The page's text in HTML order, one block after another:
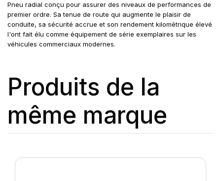
Pneu radial conçu pour assurer des niveaux de performances de
premier ordre. Sa tenue de route qui augmente le plaisir de
conduite, sa sécurité accrue et son rendement kilométrique élevé
l'ont fait élu comme équipement de série exemplaires sur les
véhicules commerciaux modernes.
Produits de la
même marque